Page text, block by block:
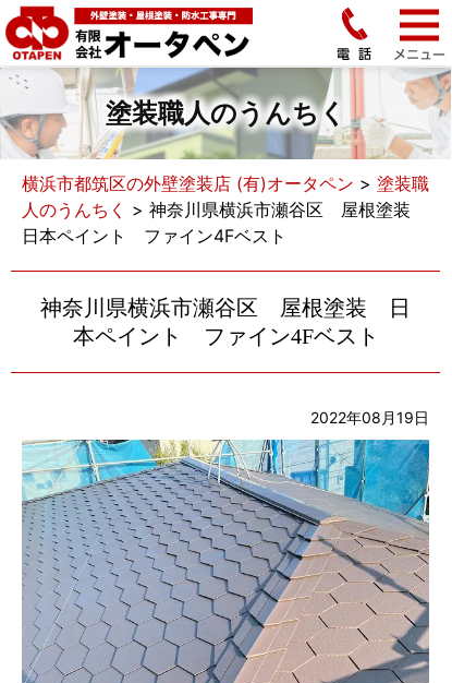
塗装職人のうんちく
横浜市都筑区の外壁塗装店 (有)オータペン > 塗装職
人のうんちく > 神奈川県横浜市瀬谷区 屋根塗装
日本ペイント ファイン4Fベスト
神奈川県横浜市瀬谷区 屋根塗装 日
本ペイント ファイン4Fベスト
2022年08月19日